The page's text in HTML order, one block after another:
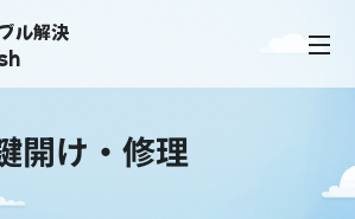
ブル解決
開け・修理